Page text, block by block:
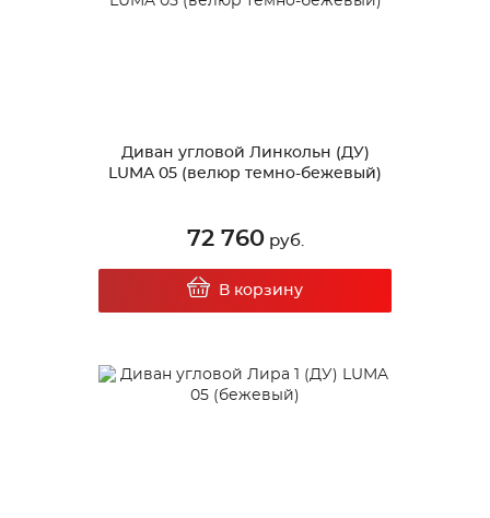
Диван угловой Линкольн (ДУ)
LUMA 05 (велюр темно-бежевый)
72 760руб.
В корзину